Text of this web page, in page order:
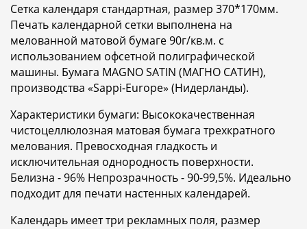
Сетка календаря стандартная, размер 370*170мм.
Печать календарной сетки выполнена на
мелованной матовой бумаге 90г/кв.м. с
использованием офсетной полиграфической
машины. Бумага MAGNO SATIN (МАГНО САТИН),
производства «Sappi-Europe» (Нидерланды).
Характеристики бумаги: Высококачественная
чистоцеллюлозная матовая бумага трехкратного
мелования. Превосходная гладкость и
исключительная однородность поверхности.
Белизна - 96% Непрозрачность - 90-99,5%. Идеально
подходит для печати настенных календарей.
Календарь имеет три рекламных поля, размер